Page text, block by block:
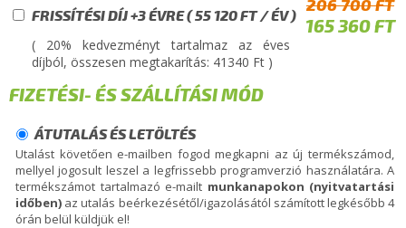
FRISSÍTÉSI DÍJ +3 ÉVRE ( 55 120 FT / ÉV )
206 700 FT
165 360 FT
( 20% kedvezményt tartalmaz az éves
díjból, összesen megtakarítás: 41340 Ft )
FIZETÉSI- ÉS SZÁLLÍTÁSI MÓD
ÁTUTALÁS ÉS LETÖLTÉS
Utalást követően e-mailben fogod megkapni az új termékszámod,
mellyel jogosult leszel a legfrissebb programverzió használatára. A
termékszámot tartalmazó e-mailt munkanapokon (nyitvatartási
időben) az utalás beérkezésétől/igazolásától számított legkésőbb 4
órán belül küldjük el!